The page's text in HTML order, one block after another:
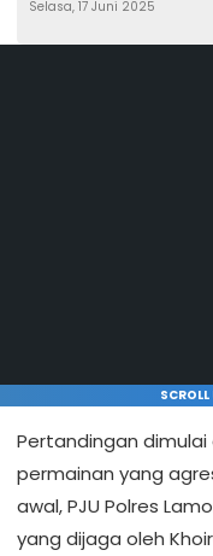
Internasional, Ini
Selasa, 17 Juni 2025
Pertandingan
permainan yang
awal, PJU Polres
yang dijaga oleh